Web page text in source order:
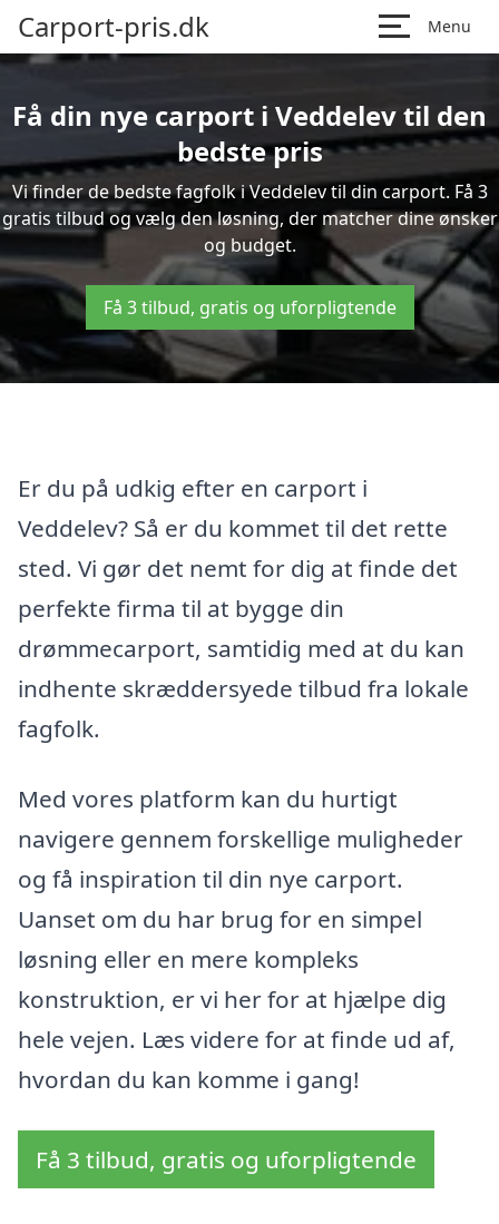
Carport-pris.dk Menu
Få din nye carport i Veddelev til den
bedste pris
Vi finder de bedste fagfolk i Veddelev til din carport. Få 3
gratis tilbud og vælg den løsning, der matcher dine ønsker
og budget.
Få 3 tilbud, gratis og uforpligtende
Er du på udkig efter en carport i
Veddelev? Så er du kommet til det rette
sted. Vi gør det nemt for dig at finde det
perfekte firma til at bygge din
drømmecarport, samtidig med at du kan
indhente skræddersyede tilbud fra lokale
fagfolk.
Med vores platform kan du hurtigt
navigere gennem forskellige muligheder
og få inspiration til din nye carport.
Uanset om du har brug for en simpel
løsning eller en mere kompleks
konstruktion, er vi her for at hjælpe dig
hele vejen. Læs videre for at finde ud af,
hvordan du kan komme i gang!
Få 3 tilbud, gratis og uforpligtende